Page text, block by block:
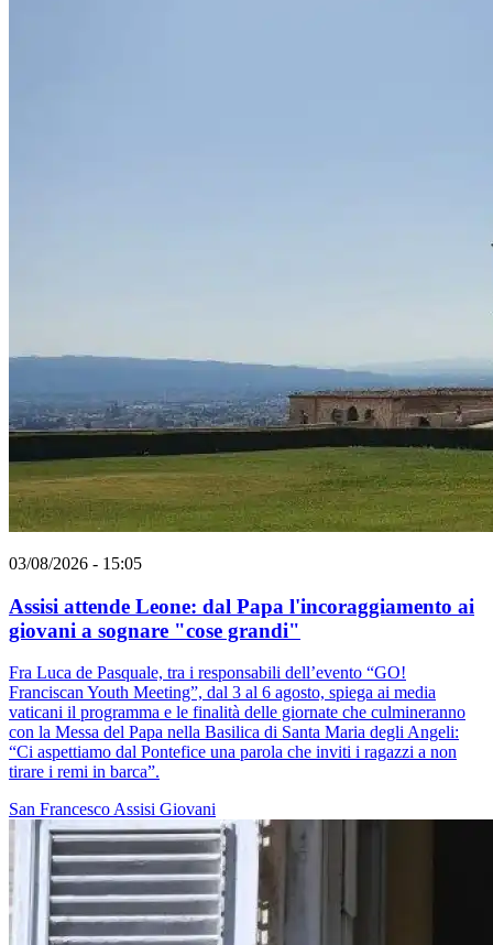
03/08/2026 - 15:05
Assisi attende Leone: dal Papa l'incoraggiamento ai
giovani a sognare "cose grandi"
Fra Luca de Pasquale, tra i responsabili dell’evento “GO!
Franciscan Youth Meeting”, dal 3 al 6 agosto, spiega ai media
vaticani il programma e le finalità delle giornate che culmineranno
con la Messa del Papa nella Basilica di Santa Maria degli Angeli:
“Ci aspettiamo dal Pontefice una parola che inviti i ragazzi a non
tirare i remi in barca”.
San FrancescoAssisi Giovani